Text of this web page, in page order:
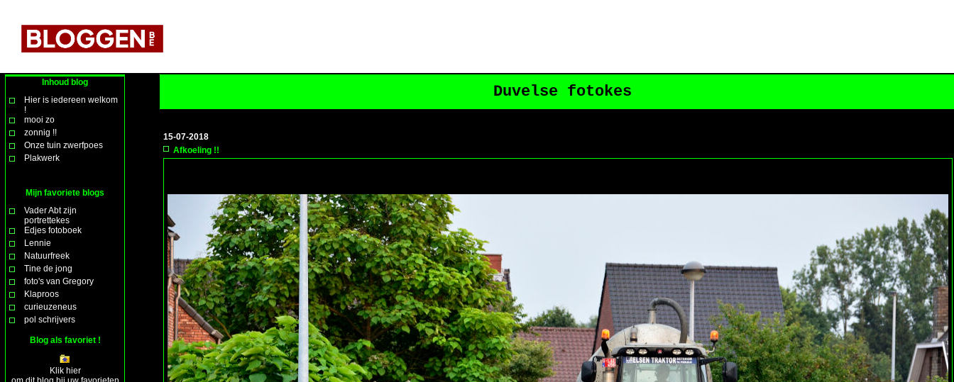
Inhoud blog
Hier is iedereen welkom
!
mooi zo
zonnig !!
Onze tuin zwerfpoes
Plakwerk
Mijn favoriete blogs
Vader Abt zijn
portrettekes
Edjes fotoboek
Lennie
Natuurfreek
Tine de jong
foto's van Gregory
Klaproos
curieuzeneus
pol schrijvers
Blog als favoriet !
Klik hier
Duvelse fotokes
15-07-2018
Afkoeling !!